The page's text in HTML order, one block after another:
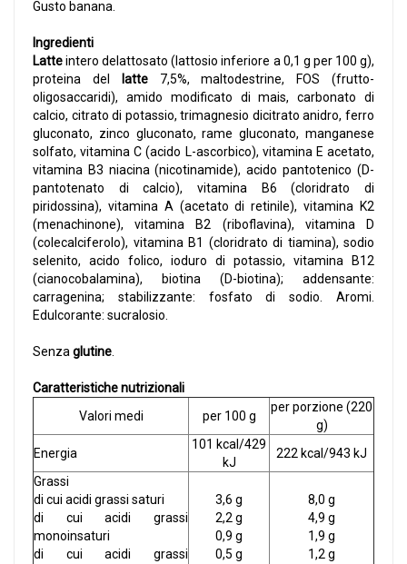
Gusto banana.
Ingredienti
Latteintero delattosato (lattosio inferiore a 0,1 g per 100 g),
proteina del
latte7,5%, maltodestrine, FOS (frutto-
oligosaccaridi), amido modificato di mais, carbonato di
calcio, citrato di potassio, trimagnesio dicitrato anidro, ferro
gluconato, zinco gluconato, rame gluconato, manganese
solfato, vitamina C (acido L-ascorbico), vitamina E acetato,
vitamina B3 niacina (nicotinamide), acido pantotenico (D-
pantotenato di calcio), vitamina B6 (cloridrato di
piridossina), vitamina A (acetato di retinile), vitamina K2
(menachinone), vitamina B2 (riboflavina), vitamina D
(colecalciferolo), vitamina B1 (cloridrato di tiamina), sodio
selenito, acido folico, ioduro di potassio, vitamina B12
(cianocobalamina), biotina (D-biotina); addensante:
carragenina; stabilizzante: fosfato di sodio. Aromi.
Edulcorante: sucralosio.
Senzaglutine.
Caratteristiche nutrizionali
Valori medi
per 100 g
per porzione (220
g)
Energia
101 kcal/429
kJ
222 kcal/943 kJ
Grassi
di cui acidi grassi saturi
di cui acidi grassi
monoinsaturi
di cui acidi grassi
3,6 g
2,2 g
0,9 g
0,5 g
8,0 g
4,9 g
1,9 g
1,2 g